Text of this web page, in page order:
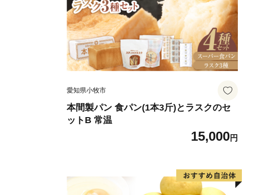
愛知県小牧市
本間製パン 食パン(1本3斤)とラスクのセ
ットB 常温
15,000円